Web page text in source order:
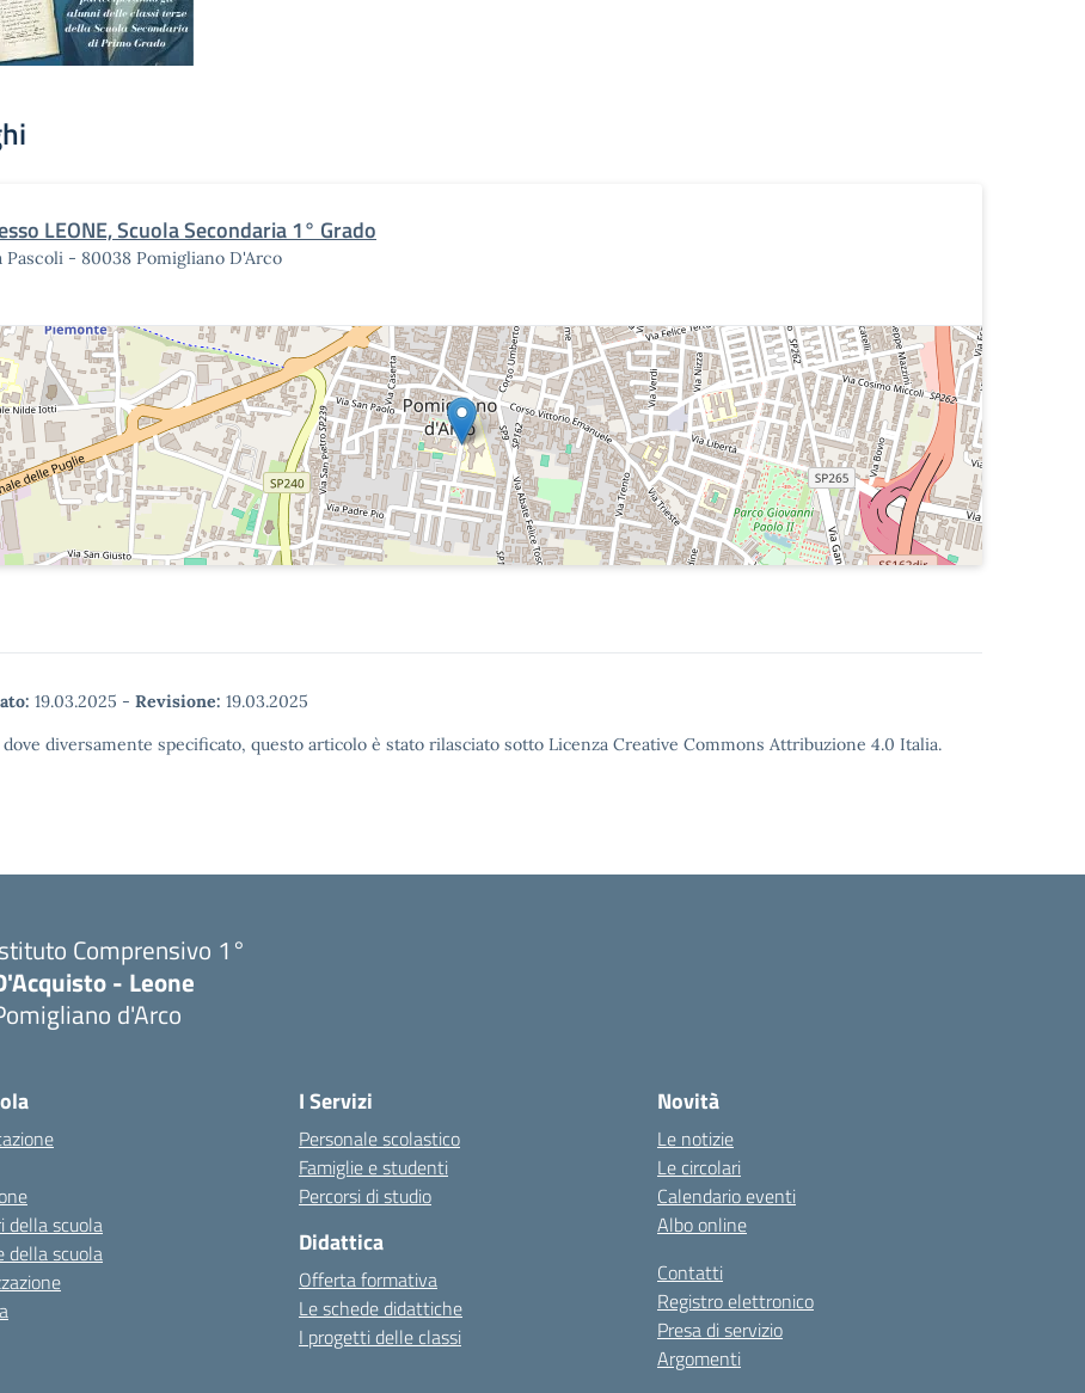
LEONE, Scuola Secondaria 1° Grado
Pascoli - 80038 Pomigliano D'Arco
19.03.2025 - Revisione: 19.03.2025
diversamente specificato, questo articolo è stato rilasciato sotto Licenza Creative Commons Attribuzione 4.0 Italia.
Comprensivo 1°
- Leone
d'Arco
della scuola
della scuola
I Servizi
Personale scolastico
Famiglie e studenti
Percorsi di studio
Didattica
Offerta formativa
Le schede didattiche
I progetti delle classi
Novità
Le notizie
Le circolari
Calendario eventi
Albo online
Contatti
Registro elettronico
Presa di servizio
Argomenti